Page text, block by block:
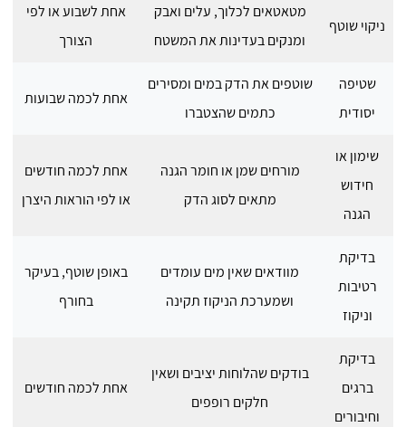
ניקוי שוטף
מטאטאים לכלוך, עלים ואבק
ומנקים בעדינות את המשטח
אחת לשבוע או לפי
הצורך
שטיפה
יסודית
שוטפים את הדק במים ומסירים
כתמים שהצטברו
אחת לכמה שבועות
שימון או
חידוש
הגנה
מורחים שמן או חומר הגנה
מתאים לסוג הדק
אחת לכמה חודשים
או לפי הוראות היצרן
בדיקת
רטיבות
וניקוז
מוודאים שאין מים עומדים
ושמערכת הניקוז תקינה
באופן שוטף, בעיקר
בחורף
בדיקת
ברגים
וחיבורים
בודקים שהלוחות יציבים ושאין
חלקים רופפים
אחת לכמה חודשים